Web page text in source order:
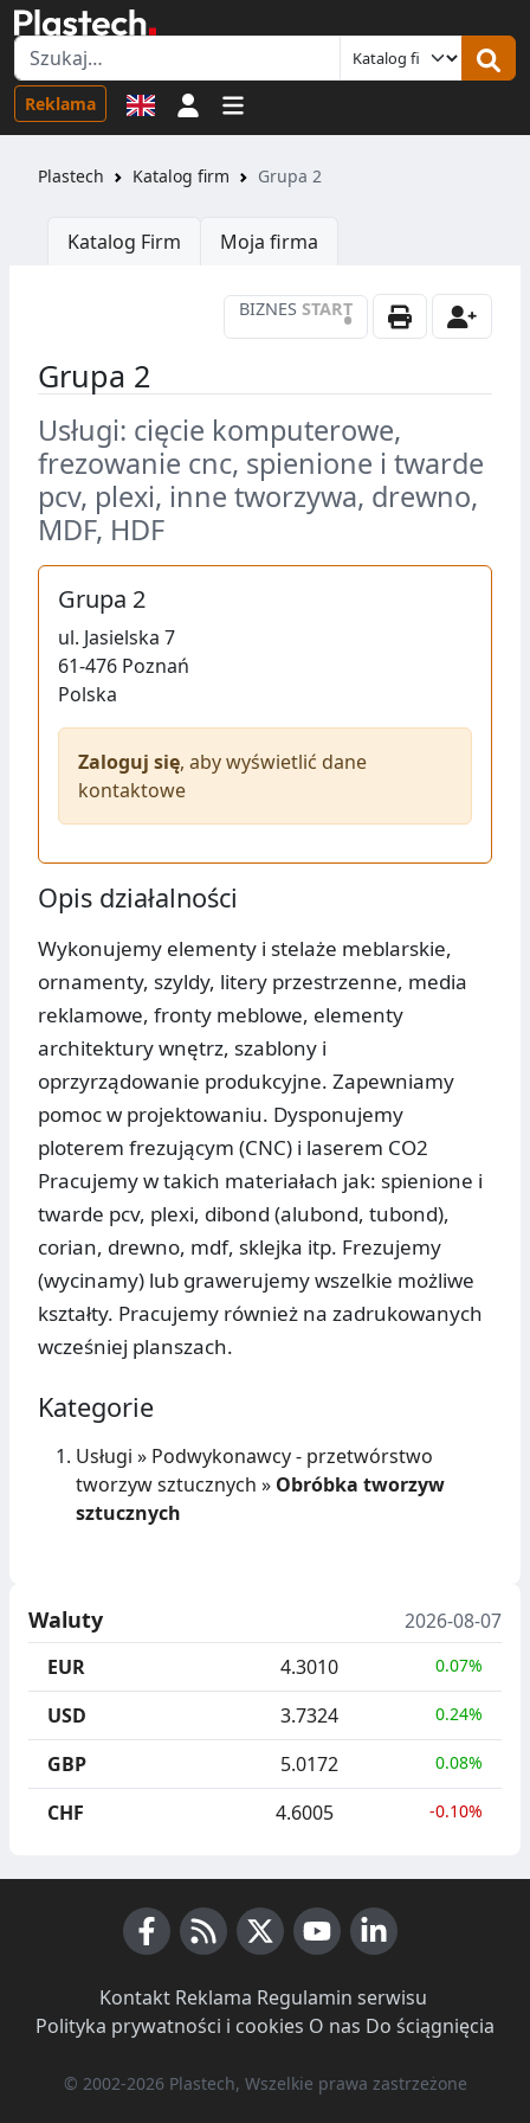
Reklama Logowanie
Plastech Katalog firm Grupa 2
Katalog Firm Moja firma
BIZNES START
•
Grupa 2
Usługi: cięcie komputerowe,
frezowanie cnc, spienione i twarde
pcv, plexi, inne tworzywa, drewno,
MDF, HDF
Grupa 2
ul. Jasielska 7
61-476 Poznań
Polska
Zaloguj się, aby wyświetlić dane
kontaktowe
Opis działalności
Wykonujemy elementy i stelaże meblarskie,
ornamenty, szyldy, litery przestrzenne, media
reklamowe, fronty meblowe, elementy
architektury wnętrz, szablony i
oprzyrządowanie produkcyjne. Zapewniamy
pomoc w projektowaniu. Dysponujemy
ploterem frezującym (CNC) i laserem CO2
Pracujemy w takich materiałach jak: spienione i
twarde pcv, plexi, dibond (alubond, tubond),
corian, drewno, mdf, sklejka itp. Frezujemy
(wycinamy) lub grawerujemy wszelkie możliwe
kształty. Pracujemy również na zadrukowanych
wcześniej planszach.
Kategorie
Usługi » Podwykonawcy - przetwórstwo
tworzyw sztucznych » Obróbka tworzyw
sztucznych
Waluty
2026-08-07
EUR
4.3010 0.07%
USD 3.7324 0.24%
GBP 5.0172 0.08%
CHF 4.6005 -0.10%
Kontakt· Reklama Regulamin serwisu
Polityka prywatności i cookies O nas Do ściągnięcia
© 2002-2026 Plastech, Wszelkie prawa zastrzeżone